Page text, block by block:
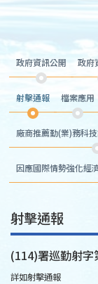
政府資訊公開 政府
射擊通報 檔案應用
廠商推薦勤(業)務科
因應國際情勢強化經
射擊通報
(114)署巡勤射
詳如射擊通報